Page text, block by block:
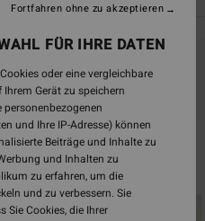
sind bald wieder da
BRANDNEU
FÜR IHRE DATEN
oder eine vergleichbare
Gerät zu speichern
und Ihre IP-Adresse) können
Beiträge und Inhalte zu
und Inhalten zu
zu erfahren, um die
und zu verbessern. Sie
Sie Cookies, die Ihrer
Fortfahren ohne zu akzeptieren